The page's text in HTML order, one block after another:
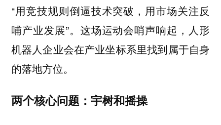
“用竞技规则倒逼技术突破，用市场关注反
哺产业发展”。这场运动会哨声响起，人形
机器人企业会在产业坐标系里找到属于自身
的落地方位。
两个核心问题：宇树和摇操